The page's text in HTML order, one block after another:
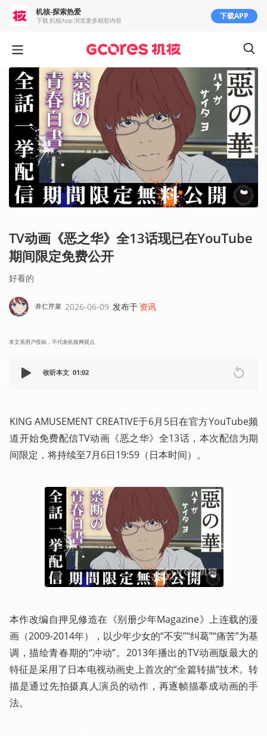
TV动画《恶之华》全13话现已在YouTube
期间限定免费公开
好看的
井仁芹菜 2026-06-09 发布于 资讯
本文系用户投稿，不代表机核网观点
收听本文 01:02
KING AMUSEMENT CREATIVE于6月5日在官方YouTube频
道开始免费配信TV动画《恶之华》全13话，本次配信为期
间限定，将持续至7月6日19:59（日本时间）。
本作改编自押见修造在《别册少年Magazine》上连载的漫
画（2009-2014年），以少年少女的“不安”“纠葛”“痛苦”为基
调，描绘青春期的“冲动”。2013年播出的TV动画版最大的
特征是采用了日本电视动画史上首次的“全篇转描”技术。转
描是通过先拍摄真人演员的动作，再逐帧描摹成动画的手
法。
机核-探索热爱
下载 机核App 浏览更多精彩内容 下载APP